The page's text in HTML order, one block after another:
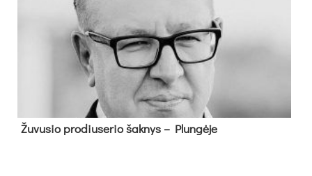
Žu­vu­sio pro­diu­se­rio šak­nys – Plun­gė­je